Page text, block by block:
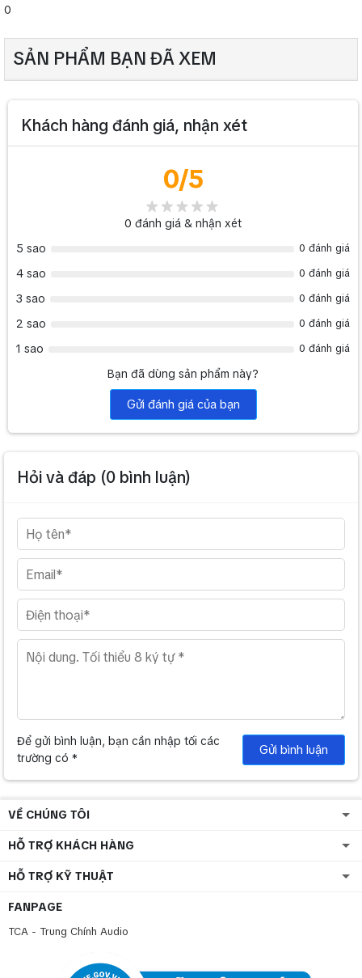
0
SẢN PHẨM BẠN ĐÃ XEM
Khách hàng đánh giá, nhận xét
0/5
0 đánh giá & nhận xét
5 sao
0 đánh giá
4 sao 0 đánh giá
3 sao 0 đánh giá
2 sao 0 đánh giá
1 sao 0 đánh giá
Bạn đã dùng sản phẩm này?
Gửi đánh giá của bạn
Hỏi và đáp (0 bình luận)
Để gửi bình luận, bạn cần nhập tối các
trường có *
Gửi bình luận
VỀ CHÚNG TÔI
HỖ TRỢ KHÁCH HÀNG
HỖ TRỢ KỸ THUẬT
FANPAGE
TCA - Trung Chính Audio